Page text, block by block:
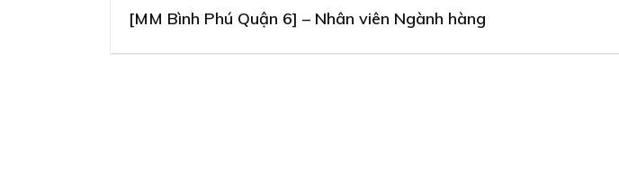
[MM Bình Phú Quận 6] – Nhân viên Ngành hàng